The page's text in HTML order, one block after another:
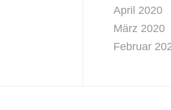
April 2020
März 2020
Februar